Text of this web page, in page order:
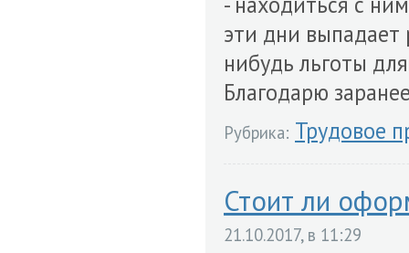
эти дни
нибудь льготы
Благодарю
Рубрика: Трудовое
Стоит ли
21.10.2017, в 11:29